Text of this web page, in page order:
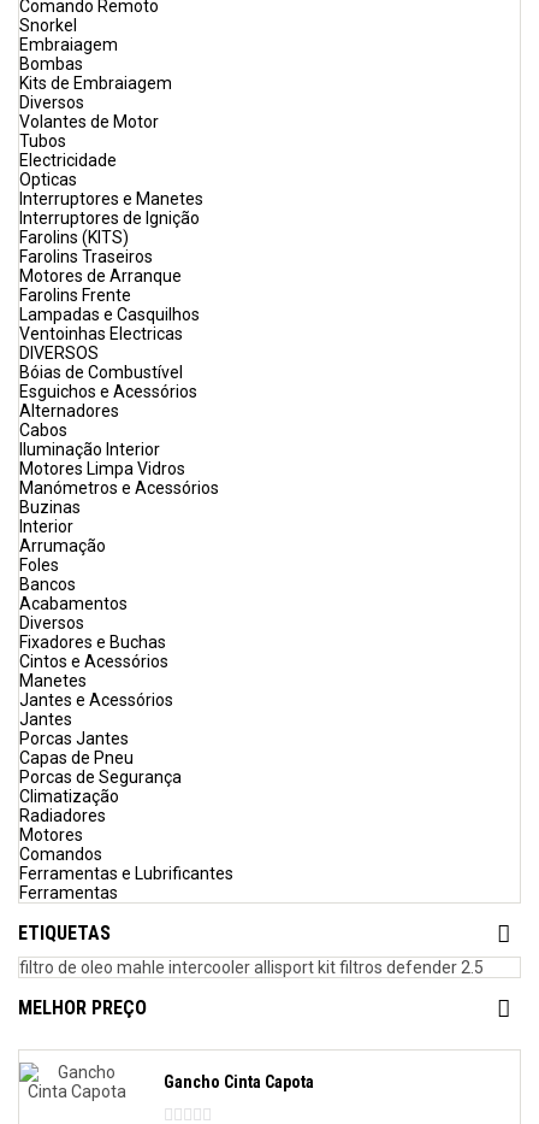
Comando Remoto
Snorkel
Embraiagem
Bombas
Kits de Embraiagem
Diversos
Volantes de Motor
Tubos
Electricidade
Opticas
Interruptores e Manetes
Interruptores de Ignição
Farolins (KITS)
Farolins Traseiros
Motores de Arranque
Farolins Frente
Lampadas e Casquilhos
Ventoinhas Electricas
DIVERSOS
Bóias de Combustível
Esguichos e Acessórios
Alternadores
Cabos
Iluminação Interior
Motores Limpa Vidros
Manómetros e Acessórios
Buzinas
Interior
Arrumação
Foles
Bancos
Acabamentos
Diversos
Fixadores e Buchas
Cintos e Acessórios
Manetes
Jantes e Acessórios
Jantes
Porcas Jantes
Capas de Pneu
Porcas de Segurança
Climatização
Radiadores
Motores
Comandos
Ferramentas e Lubrificantes
Ferramentas
ETIQUETAS
filtro de oleo mahle intercooler allisport kit filtros defender 2.5
MELHOR PREÇO
Gancho Cinta Capota